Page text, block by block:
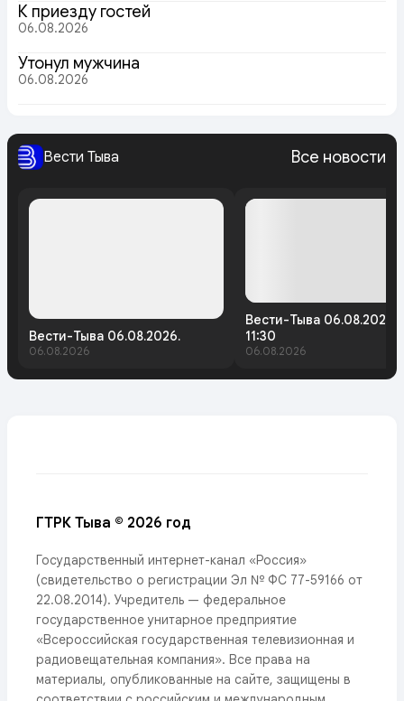
К приезду гостей
06.08.2026
Утонул мужчина
06.08.2026
Вести Тыва Все новости
Вести-Тыва 06.08.2026.
06.08.2026
Вести-Тыва 06.08.2026.
11:30
06.08.2026
ГТРК Тыва © 2026 год
Государственный интернет-канал «Россия»
(свидетельство о регистрации Эл № ФС 77-59166 от
22.08.2014). Учредитель — федеральное
государственное унитарное предприятие
«Всероссийская государственная телевизионная и
радиовещательная компания». Все права на
материалы, опубликованные на сайте, защищены в